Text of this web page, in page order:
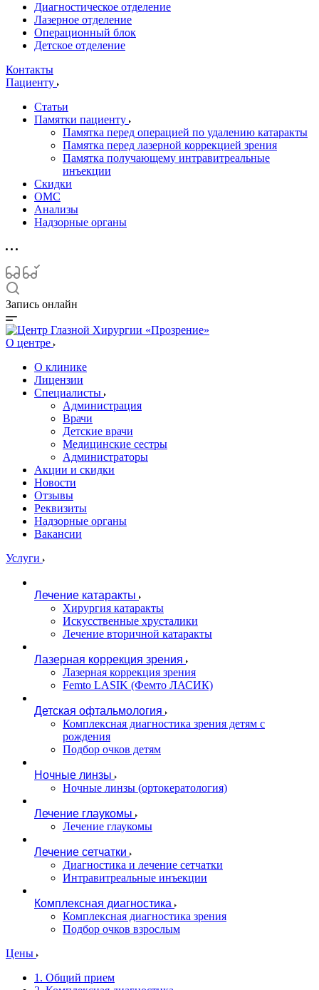
Диагностическое отделение
Лазерное отделение
Операционный блок
Детское отделение
Контакты
Пациенту
Статьи
Памятки пациенту
Памятка перед операцией по удалению катаракты
Памятка перед лазерной коррекцией зрения
Памятка получающему интравитреальные
инъекции
Скидки
ОМС
Анализы
Надзорные органы
Запись онлайн
О центре
О клинике
Лицензии
Специалисты
Администрация
Врачи
Детские врачи
Медицинские сестры
Администраторы
Акции и скидки
Новости
Отзывы
Реквизиты
Надзорные органы
Вакансии
Услуги
Лечение катаракты
Хирургия катаракты
Искусственные хрусталики
Лечение вторичной катаракты
Лазерная коррекция зрения
Лазерная коррекция зрения
Femto LASIK (Фемто ЛАСИК)
Детская офтальмология
Комплексная диагностика зрения детям c
рождения
Подбор очков детям
Ночные линзы
Ночные линзы (ортокератология)
Лечение глаукомы
Лечение глаукомы
Лечение сетчатки
Диагностика и лечение сетчатки
Интравитреальные инъекции
Комплексная диагностика
Комплексная диагностика зрения
Подбор очков взрослым
Цены
1. Общий прием